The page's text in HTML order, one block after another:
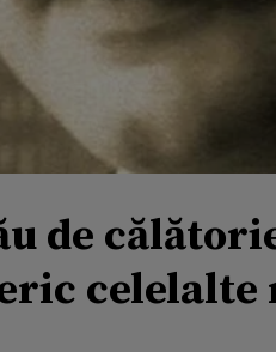
de
celelalte